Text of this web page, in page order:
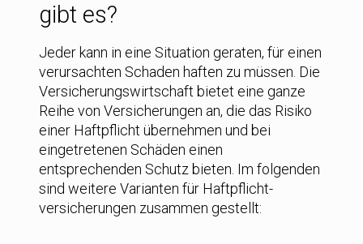
gibt es?
Jeder kann in eine Situation geraten, für einen
verursachten Schaden haften zu müssen. Die
Versicherungswirtschaft bietet eine ganze
Reihe von Versicherungen an, die das Risiko
einer Haftpflicht übernehmen und bei
eingetretenen Schäden einen
entsprechenden Schutz bieten. Im folgenden
sind weitere Varianten für Haftpflicht­
versicherungen zusammen gestellt: